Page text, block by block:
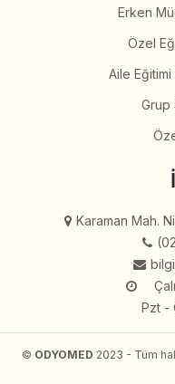
Erken
Özel
Aile Eğitimi
Grup
Karaman Mah.
Pzt -
© ODYOMED 2023 - Tüm